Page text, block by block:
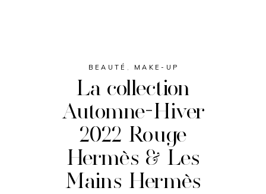
BEAUTÉ , MAKE-UP
La collection
Automne-Hiver
2022 Rouge
Hermès & Les
Mains Hermès